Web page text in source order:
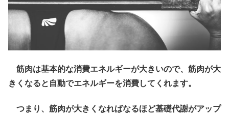
筋肉は基本的な消費エネルギーが大きいので、筋肉が大
きくなると自動でエネルギーを消費してくれます。
つまり、筋肉が大きくなればなるほど基礎代謝がアップ